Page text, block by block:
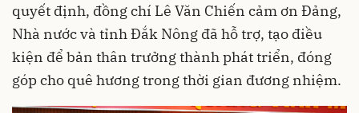
quyết định, đồng chí Lê Văn Chiến cảm ơn Đảng,
Nhà nước và tỉnh Đắk Nông đã hỗ trợ, tạo điều
kiện để bản thân trưởng thành phát triển, đóng
góp cho quê hương trong thời gian đương nhiệm.